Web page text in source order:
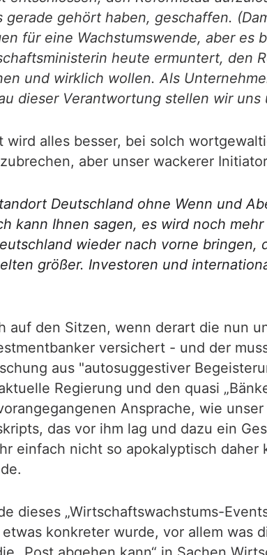
gehört haben, geschaffen.
für eine Wachstumswende, aber es
heute ermuntert, den
und wirklich wollen. Als
dieser Verantwortung stellen wir uns
alles besser, bei solch
aber unser wackerer
Deutschland ohne Wenn und
kann Ihnen sagen, es wird noch
wieder nach vorne bringen,
größer. Investoren und
auf den Sitzen, wenn derart die nun
versichert - und der
aus "autosuggestiver
Regierung und den quasi
Ansprache, wie
das vor ihm lag und dazu ein
einfach nicht so apokalyptisch
dieses „Wirtschaftswachstums-
konkreter wurde, vor allem was